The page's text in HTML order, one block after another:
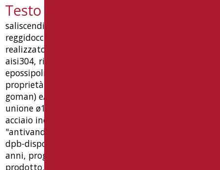
Testo capitolato RAF-X030/31
saliscendi verticale universale mm 1230 con
reggidoccia, con doccia a getto e tubo flessibile,
realizzato in tubo ø32x1,5 mm di acciaio inox
aisi304, rivestito con materiale antiusura
epossipoliestere (colori 08, 09, 30, 31 e 37: con
proprietà antibatteriche dei sali d'argento, bio-
goman) e/o rivestimento galvanico, vite svasata di
unione ø10, piattelli per fissaggio a parete in
acciaio inox, a 6 fori, rosoni acciaio inox funzione
"antivandalo" cromati. complementi cromati. •
dpb-dispositivo protezione bagno, garanzia 10
anni, progettato secondo requisiti ue sicurezza
prodotto, conforme norma uni en iso 21856 e dm